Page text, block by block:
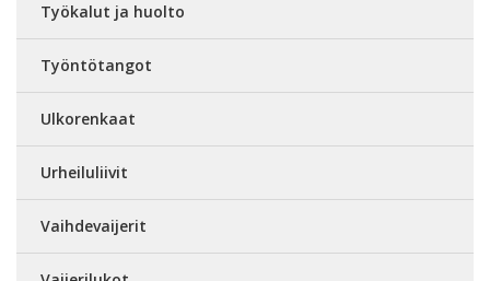
Työkalut ja huolto
Työntötangot
Ulkorenkaat
Urheiluliivit
Vaihdevaijerit